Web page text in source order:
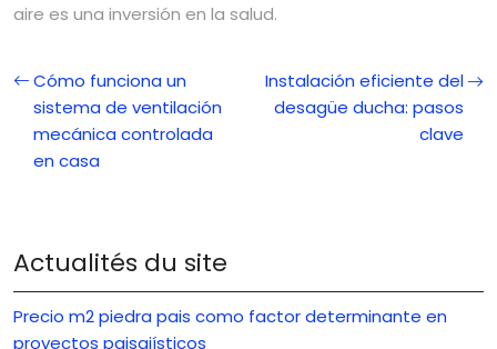
aire es una inversión en la salud.
Cómo funciona un
sistema de ventilación
mecánica controlada
en casa
Instalación eficiente del
desagüe ducha: pasos
clave
Actualités du site
Precio m2 piedra pais como factor determinante en
proyectos paisajísticos